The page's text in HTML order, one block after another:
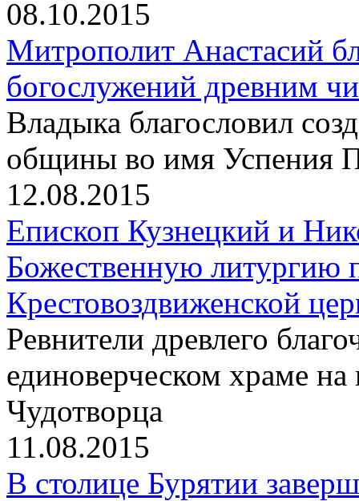
08.10.2015
Митрополит Анастасий
богослужений древним
Владыка благословил
общины во имя Успения
12.08.2015
Епископ Кузнецкий и
Божественную литургию
Крестовоздвиженской
Ревнители древлего
единоверческом храме
Чудотворца
11.08.2015
В столице Бурятии